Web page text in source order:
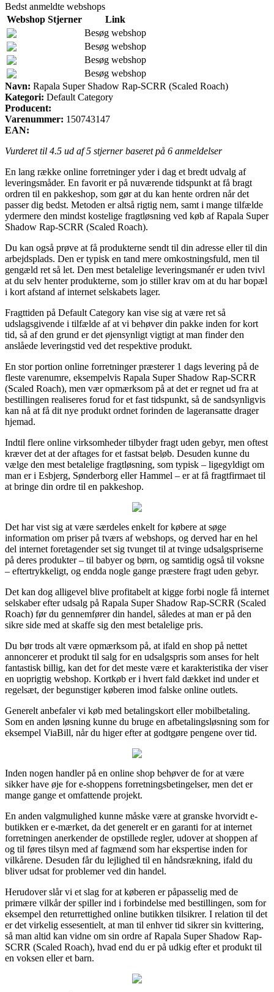
Bedst anmeldte webshops
Webshop Stjerner
Link
Besøg webshop
Besøg webshop
Besøg webshop
Besøg webshop
Navn: Rapala Super Shadow Rap-SCRR (Scaled Roach)
Kategori: Default Category
Producent:
Varenummer: 150743147
EAN:
Vurderet til 4.5 ud af 5 stjerner baseret på 6 anmeldelser
En lang række online forretninger yder i dag et bredt udvalg af
leveringsmåder. En favorit er på nuværende tidspunkt at få bragt
ordren til en pakkeshop, som gør at du kan hente ordren når det
passer dig bedst. Metoden er altså rigtig nem, samt i mange tilfælde
ydermere den mindst kostelige fragtløsning ved køb af Rapala Super
Shadow Rap-SCRR (Scaled Roach).
Du kan også prøve at få produkterne sendt til din adresse eller til din
arbejdsplads. Den er typisk en tand mere omkostningsfuld, men til
gengæld ret så let. Den mest betalelige leveringsmanér er uden tvivl
at du selv henter produkterne, som jo stiller krav om at du har bopæl
i kort afstand af internet selskabets lager.
Fragttiden på Default Category kan vise sig at være ret så
udslagsgivende i tilfælde af at vi behøver din pakke inden for kort
tid, så af den grund er det øjensynligt vigtigt at man finder den
anslåede leveringstid ved det respektive produkt.
En stor portion online forretninger præsterer 1 dags levering på de
fleste varenumre, eksempelvis Rapala Super Shadow Rap-SCRR
(Scaled Roach), men vær opmærksom på at det er regnet ud fra at
bestillingen realiseres forud for et fast tidspunkt, så de sandsynligvis
kan nå at få dit nye produkt ordnet forinden de lageransatte drager
hjemad.
Indtil flere online virksomheder tilbyder fragt uden gebyr, men oftest
kræver det at der aftages for et fastsat beløb. Desuden kunne du
vælge den mest betalelige fragtløsning, som typisk – ligegyldigt om
man er i Esbjerg, Sønderborg eller Hammel – er at få fragtfirmaet til
at bringe din ordre til en pakkeshop.
Det har vist sig at være særdeles enkelt for købere at søge
information om priser på tværs af webshops, og derved har en hel
del internet foretagender set sig tvunget til at tvinge udsalgspriserne
på deres produkter – til babyer og børn, og samtidig også til voksne
– eftertrykkeligt, og endda nogle gange præstere fragt uden gebyr.
Det kan dog alligevel blive profitabelt at kigge forbi nogle få internet
selskaber efter udsalg på Rapala Super Shadow Rap-SCRR (Scaled
Roach) før du gennemfører din handel, således at man er på den
sikre side med at skaffe sig den mest betalelige pris.
Du bør trods alt være opmærksom på, at ifald en shop på nettet
annoncerer et produkt til salg for en udsalgspris som anses for helt
fantastisk billig, kan det for det meste være et karakteristika der viser
en uoprigtig webshop. Kortkøb er i hvert fald dækket ind under et
regelsæt, der begunstiger køberen imod falske online outlets.
Generelt anbefaler vi køb med betalingskort eller mobilbetaling.
Som en anden løsning kunne du bruge en afbetalingsløsning som for
eksempel ViaBill, når du higer efter at godtgøre pengene over tid.
Inden nogen handler på en online shop behøver de for at være
sikker have øje for e-shoppens forretningsbetingelser, men det er
mange gange et omfattende projekt.
En anden valgmulighed kunne måske være at granske hvorvidt e-
butikken er e-mærket, da det generelt er en garanti for at internet
forretningen anerkender de opstillede regler, udover at shoppen af
og til føres tilsyn med af fagmænd som har ekspertise inden for
vilkårene. Desuden får du lejlighed til en håndsrækning, ifald du
bliver udsat for problemer ved din handel.
Herudover slår vi et slag for at køberen er påpasselig med de
primære vilkår der spiller ind i forbindelse med bestillingen, som for
eksempel den returrettighed online butikken tilsikrer. I relation til det
er det virkelig essesentielt, at man til enhver tid sikrer sin kvittering,
så man altid kan vidne om sin ordre af Rapala Super Shadow Rap-
SCRR (Scaled Roach), hvad end du er på udkig efter et produkt til
en voksen eller et barn.